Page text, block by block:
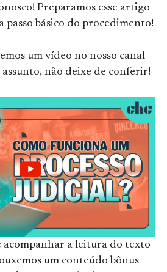
Preparamos esse artigo
passo básico do procedimento!
um vídeo no nosso canal
assunto, não deixe de conferir!
acompanhar a leitura do texto
um conteúdo bônus